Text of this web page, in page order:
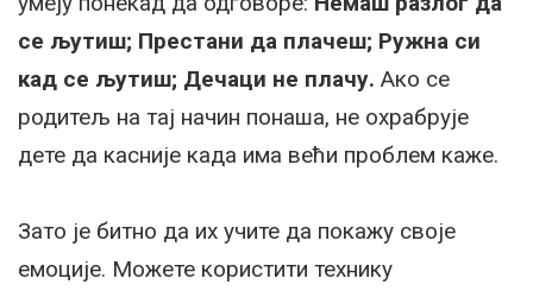
се љутиш; Престани да плачеш; Ружна си
кад се љутиш; Дечаци не плачу. Ако се
родитељ на тај начин понаша, не охрабрује
дете да касније када има већи проблем каже.
Зато је битно да их учите да покажу своје
емоције. Можете користити технику